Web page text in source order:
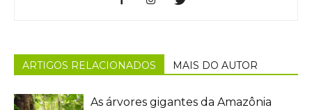
ARTIGOS RELACIONADOS MAIS DO AUTOR
As árvores gigantes da Amazônia